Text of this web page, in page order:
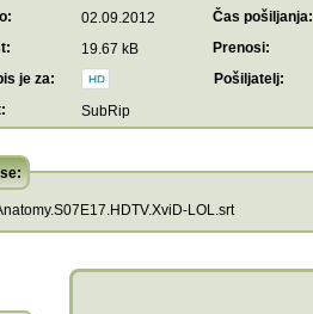
02.09.2012 Čas pošiljanja:
19.67 kB Prenosi:
je za:
Pošiljatelj:
SubRip
LOL.srt